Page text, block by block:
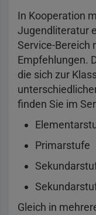
In Kooperation
Jugendliteratur
Service-Bereich
Empfehlungen.
die sich zur
finden Sie im
Primarstufe
Gleich in